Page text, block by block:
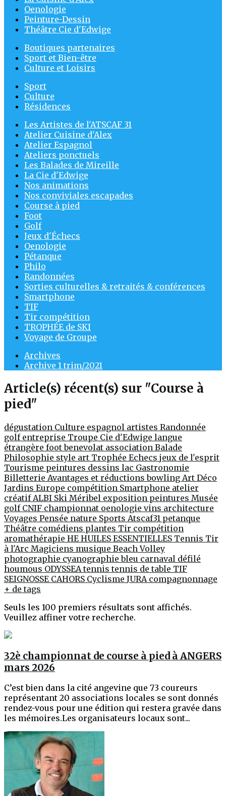
Oenologie
Peinture-Dessin
Théâtre Cie d'Edwige
Boutiques partenaires
Sport et Bien-être
Culture et Loisirs
Sport
Culture
Résidences
Les Artistes de l'ATSCAF 31
Atelier Cuisine d'Alex
Atelier Espagnol
Ateliers ponctuels
Les Balades de Mireille
La Cie d'Edwige
Nos animations
Nos conviviales escapades
Course à pied
Foot
Golf
Jeux d'Échecs
Oenologie
Pétanque
Philo
Randonnées
Sorties culturelles & retraités & conférences
Smartphone
TIF
Tir compétition
TROPHÉE de SKI
Voyage de Groupe
Archives
Archive 1 trim/2021
Article(s) récent(s) sur "Course à
pied"
dégustation Culture espagnol artistes Randonnée
golf entreprise Troupe Cie d'Edwige langue
étrangère footbenevolat association Balade
Philosophie style art Trophée Echecs jeux de l'esprit
Tourisme peintures dessins lac Gastronomie
Billetterie Avantages et réductionsbowling Art Déco
Jardins Europe compétition Smartphone atelier
créatif ALBI Ski Méribel exposition peintures Musée
golf CNIF championnat oenologie vins architecture
Voyages Pensée nature Sports Atscaf31 petanque
Théâtre comédiens plantes Tir compétition
aromathérapie HE HUILES ESSENTIELLES Tennis Tir
à l'Arc Magiciens musique Beach Volley
photographie cyanographiebleu carnaval défilé
houmous ODYSSEAtennistennis de table TIF
SEIGNOSSE CAHORS Cyclisme JURA compagnonnage
+ de tags
Seuls les 100 premiers résultats sont affichés.
Veuillez affiner votre recherche.
32è championnat de course à pied à ANGERS
mars 2026
C’est bien dans la cité angevine que 73 coureurs
représentant 20 associations locales se sont donnés
rendez-vous pour une édition qui restera gravée dans
les mémoires.Les organisateurs locaux sont...